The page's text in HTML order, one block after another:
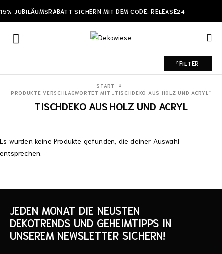
15% JUBILÄUMSRABATT SICHERN MIT DEM CODE: RELEASE24
FILTER
TISCHDEKO AUS HOLZ UND ACRYL
START
PRODUKTE VERSCHLAGWORTET MIT „TISCHDEKO AUS HOLZ UND ACRYL“
Es wurden keine Produkte gefunden, die deiner Auswahl
entsprechen.
JEDEN MONAT DIE NEUSTEN
DEKOTRENDS UND GEHEIMTIPPS IN
UNSEREM NEWSLETTER SICHERN!